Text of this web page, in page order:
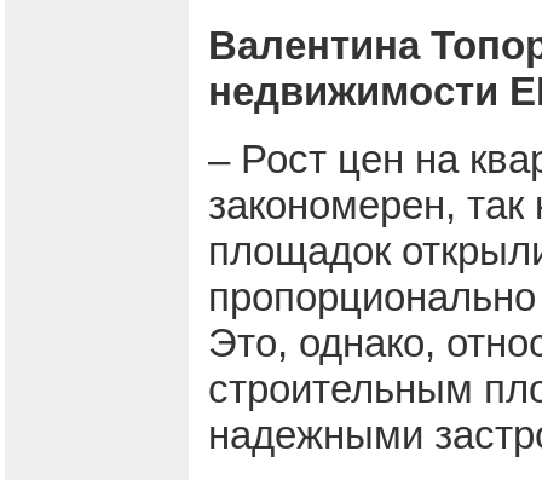
Валентина
недвижимости
– Рост цен на
закономерен,
площадок
Это, однако,
строительным
надежными